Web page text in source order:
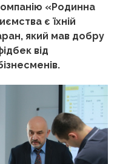
«Родинна
є їхній
який мав добру
від